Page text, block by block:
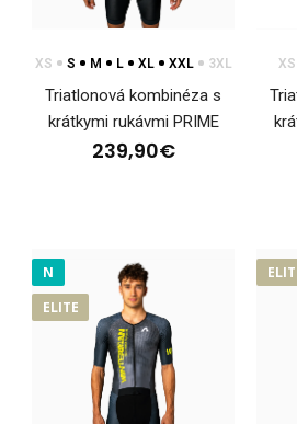
Triatlonová kombinéza s
239,90€
Triatlonová kombinéza s
XS S M L XL XXL 3XL
Triatlonová kombinéza s
krátkymi rukávmi PRIME
239,90€
XS
N
ELITE